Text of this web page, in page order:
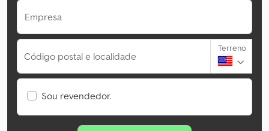
Empresa
Código postal e localidade
Terreno
Sou revendedor.